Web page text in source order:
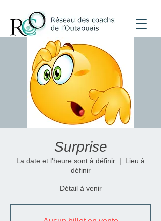
Surprise
La date et l'heure sont à définir
  |
Lieu à
définir
Détail à venir